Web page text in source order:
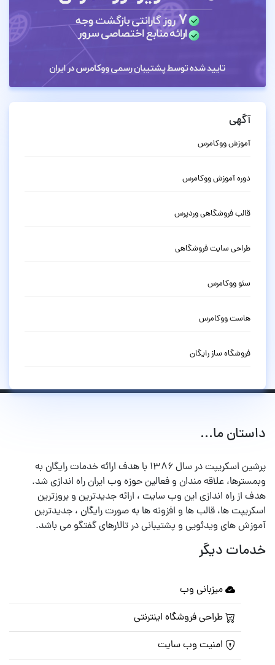
آگهی
آموزش ووکامرس
دوره آموزش ووکامرس
قالب فروشگاهی وردپرس
طراحی سایت فروشگاهی
سئو ووکامرس
هاست ووکامرس
فروشگاه ساز رایگان
داستان ما...
پرشین اسکریپت در سال ۱۳۸۶ با هدف ارائه خدمات رایگان به
وبمسترها، علاقه مندان و فعالین حوزه وب ایران راه اندازی شد.
هدف از راه اندازی این وب سایت ، ارائه جدیدترین و بروزترین
اسکریپت ها، قالب ها و افزونه ها به صورت رایگان ، جدیدترین
آموزش های ویدئویی و پشتیبانی در تالارهای گفتگو می باشد.
خدمات دیگر
میزبانی وب
طراحی فروشگاه اینترنتی
امنیت وب سایت